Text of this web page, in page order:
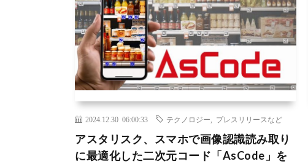
2024.12.30 06:00:33 テクノロジー プレスリリースなど
アスタリスク、スマホで画像認識読み取り
に最適化した二次元コード「AsCode」を